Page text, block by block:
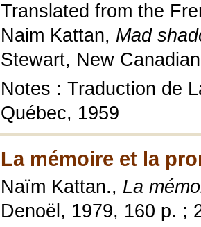
Translated from the
Naim Kattan, Mad
Stewart, New
Notes : Traduction de
Québec, 1959
La mémoire et la
Naïm Kattan., La
Denoël, 1979, 160 p. ;